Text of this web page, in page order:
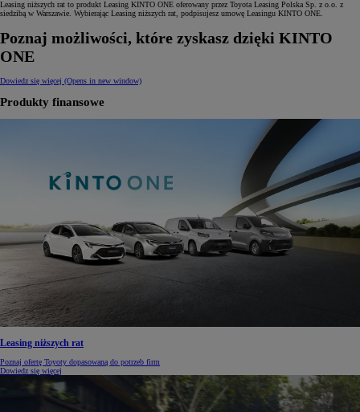
Leasing niższych rat to produkt Leasing KINTO ONE oferowany przez Toyota Leasing Polska Sp. z o.o. z
siedzibą w Warszawie. Wybierając Leasing niższych rat, podpisujesz umowę Leasingu KINTO ONE.
Poznaj możliwości, które zyskasz dzięki KINTO
ONE
Dowiedz się więcej (Opens in new window)
Produkty finansowe
Leasing niższych rat
Poznaj ofertę Toyoty dopasowaną do potrzeb firm
Dowiedz się więcej